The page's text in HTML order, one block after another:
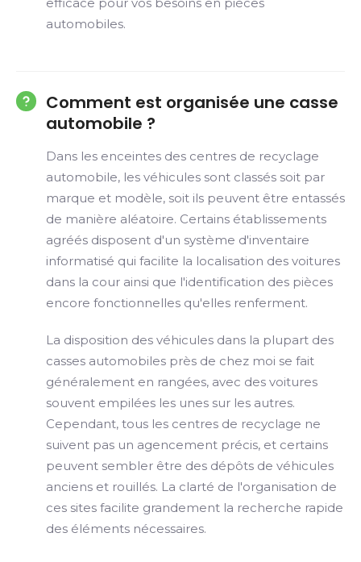
automobiles.
Comment est organisée une casse
automobile ?
Dans les enceintes des centres de recyclage
automobile, les véhicules sont classés soit par
marque et modèle, soit ils peuvent être entassés
de manière aléatoire. Certains établissements
agréés disposent d'un système d'inventaire
informatisé qui facilite la localisation des voitures
dans la cour ainsi que l'identification des pièces
encore fonctionnelles qu'elles renferment.
La disposition des véhicules dans la plupart des
casses automobiles près de chez moi se fait
généralement en rangées, avec des voitures
souvent empilées les unes sur les autres.
Cependant, tous les centres de recyclage ne
suivent pas un agencement précis, et certains
peuvent sembler être des dépôts de véhicules
anciens et rouillés. La clarté de l'organisation de
ces sites facilite grandement la recherche rapide
des éléments nécessaires.